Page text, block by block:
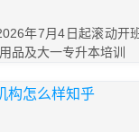
年7月4日起滚动开
品及大一专升本培训
构怎么样知乎